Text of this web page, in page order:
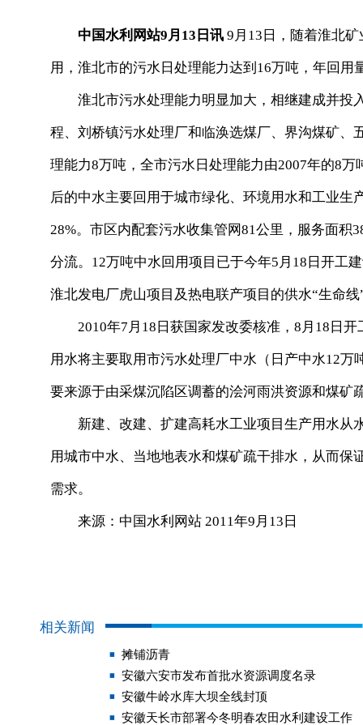
中国水利网站9月13日讯 9月13日，随着淮北
用，淮北市的污水日处理能力达到16万吨，年回用
淮北市污水处理能力明显加大，相继建成并投
程、刘桥镇污水处理厂和临涣选煤厂、界沟煤矿
理能力8万吨，全市污水日处理能力由2007年的8
后的中水主要回用于城市绿化、环境用水和工业
28%。市区内配套污水收集管网81公里，服务面积
分流。12万吨中水回用项目已于今年5月18日开工
淮北发电厂虎山项目及热电联产项目的供水“生命线
2010年7月18日获国家发改委核准，8月18日开
用水将主要取用市污水处理厂中水（日产中水12
要来源于由采煤沉陷区调蓄的浍河雨洪资源和煤矿
新建、改建、扩建高耗水工业项目生产用水从
用城市中水、当地地表水和煤矿疏干排水，从而
需求。
来源：中国水利网站 2011年9月13日
相关新闻
摊铺沥青
安徽六安市发布首批水资源调度名录
安徽牛岭水库大坝全线封顶
安徽天长市部署今冬明春农田水利建设工作